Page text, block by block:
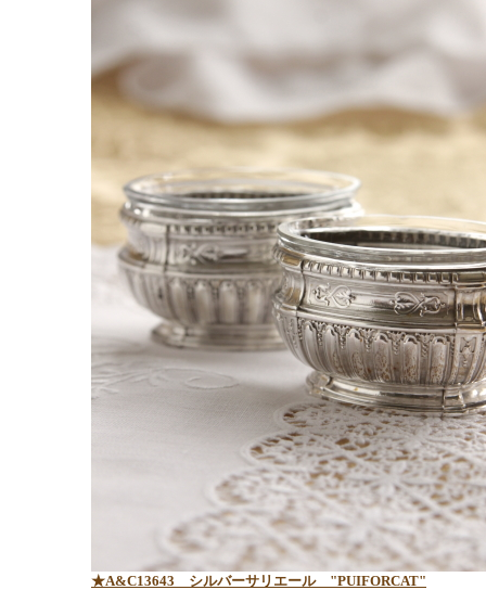
★A&C13643 シルバーサリエール "PUIFORCAT"